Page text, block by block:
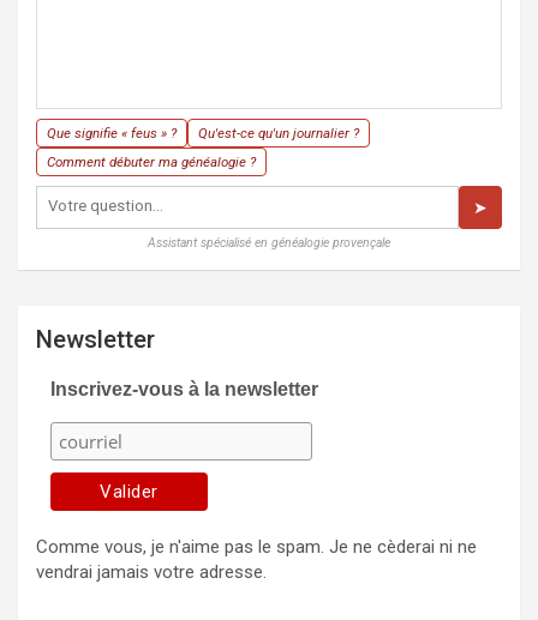
Que signifie « feus » ?
Qu'est-ce qu'un journalier ?
Comment débuter ma généalogie ?
➤
Assistant spécialisé en généalogie provençale
Newsletter
Inscrivez-vous à la newsletter
Comme vous, je n'aime pas le spam. Je ne cèderai ni ne
vendrai jamais votre adresse.